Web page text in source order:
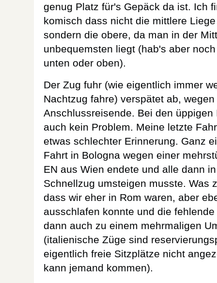
genug Platz für's Gepäck da ist. Ich
komisch dass nicht die mittlere
sondern die obere, da man in der
unbequemsten liegt (hab's aber
unten oder oben).
Der Zug fuhr (wie eigentlich immer
Nachtzug fahre) verspätet ab,
Anschlussreisende. Bei den
auch kein Problem. Meine letzte
etwas schlechter Erinnerung. Ganz
Fahrt in Bologna wegen einer
EN aus Wien endete und alle dann
Schnellzug umsteigen musste. Was
dass wir eher in Rom waren, aber
ausschlafen konnte und die
dann auch zu einem mehrmaligen
(italienische Züge sind
eigentlich freie Sitzplätze nicht
kann jemand kommen).